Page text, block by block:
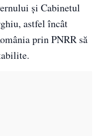
și Cabinetul
astfel încât
prin PNRR să